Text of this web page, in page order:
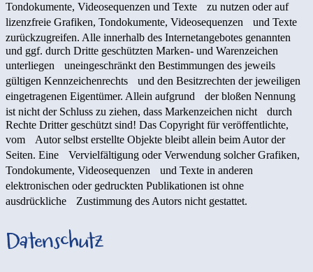
Tondokumente, Videosequenzen und Texte zu nutzen oder auf
lizenzfreie Grafiken, Tondokumente, Videosequenzen und Texte
zurückzugreifen. Alle innerhalb des Internetangebotes genannten
und ggf. durch Dritte geschützten Marken- und Warenzeichen
unterliegen uneingeschränkt den Bestimmungen des jeweils
gültigen Kennzeichenrechts und den Besitzrechten der jeweiligen
eingetragenen Eigentümer. Allein aufgrund der bloßen Nennung
ist nicht der Schluss zu ziehen, dass Markenzeichen nicht durch
Rechte Dritter geschützt sind! Das Copyright für veröffentlichte,
vom Autor selbst erstellte Objekte bleibt allein beim Autor der
Seiten. Eine Vervielfältigung oder Verwendung solcher Grafiken,
Tondokumente, Videosequenzen und Texte in anderen
elektronischen oder gedruckten Publikationen ist ohne
ausdrückliche Zustimmung des Autors nicht gestattet.
Datenschutz